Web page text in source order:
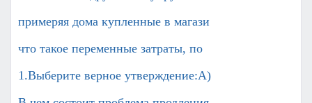
примеряя дома купленные в магази
что такое переменные затраты, по
1.Выберите верное утверждение:А)